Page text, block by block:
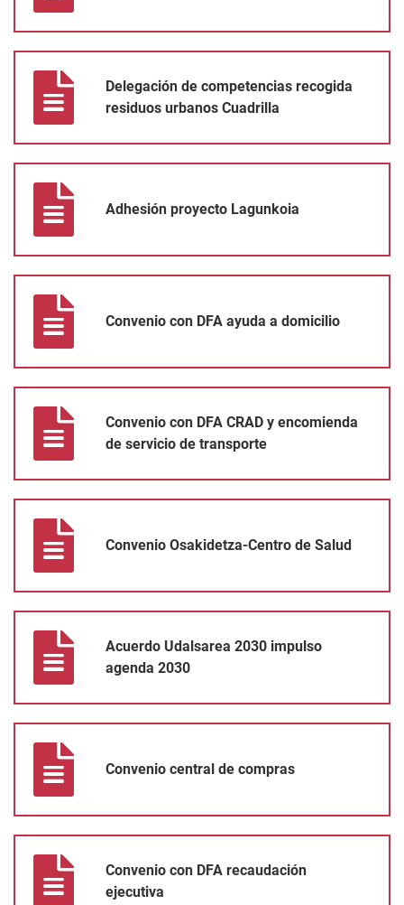
Delegación de competencias recogida
residuos urbanos Cuadrilla
Adhesión proyecto Lagunkoia
Convenio con DFA ayuda a domicilio
Convenio con DFA CRAD y encomienda
de servicio de transporte
Convenio Osakidetza-Centro de Salud
Acuerdo Udalsarea 2030 impulso
agenda 2030
Convenio central de compras
Convenio con DFA recaudación
ejecutiva